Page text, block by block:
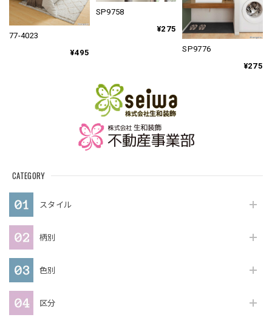
CATEGORY
スタイル
柄別
色別
区分
77-4023
¥495
SP9758
¥275
SP9776
¥275